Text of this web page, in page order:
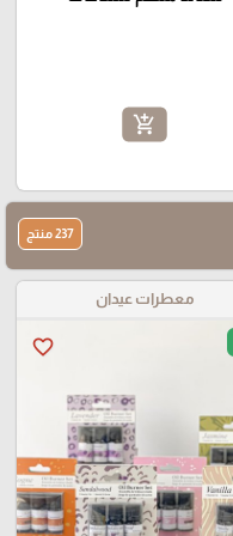
add_shopping_cart
237 منتج
معطرات عيدان
favorite_border